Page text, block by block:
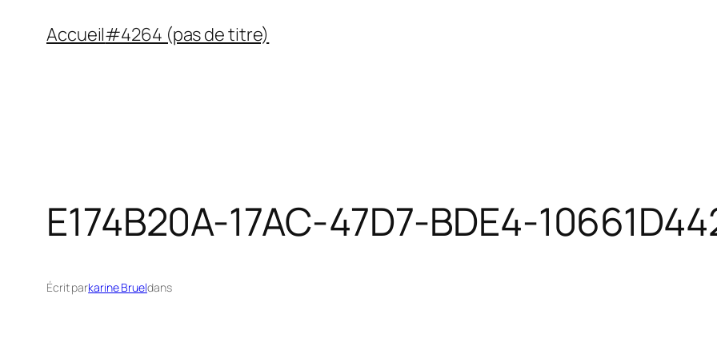
Accueil#4264 (pas de titre)
E174B20A-17AC-47D7-BDE4-
Écrit parkarine Brueldans